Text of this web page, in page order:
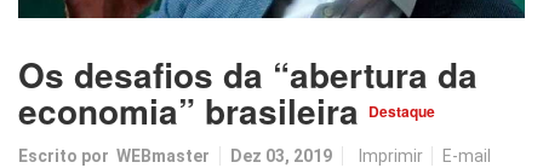
Os desafios da “abertura da
economia” brasileira Destaque
Escrito por WEBmaster Dez 03, 2019 Imprimir
E-mail